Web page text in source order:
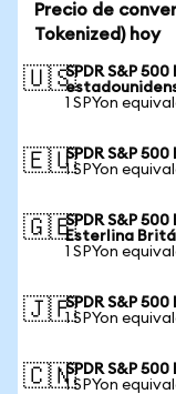
Precio de
Tokenized) hoy
🇺🇸SPDR S&P
1 SPYon
🇪🇺SPDR S&P
1 SPYon
🇬🇧SPDR S&P
Esterlina
1 SPYon
🇯🇵SPDR S&P
1 SPYon
🇨🇳SPDR S&P
1 SPYon